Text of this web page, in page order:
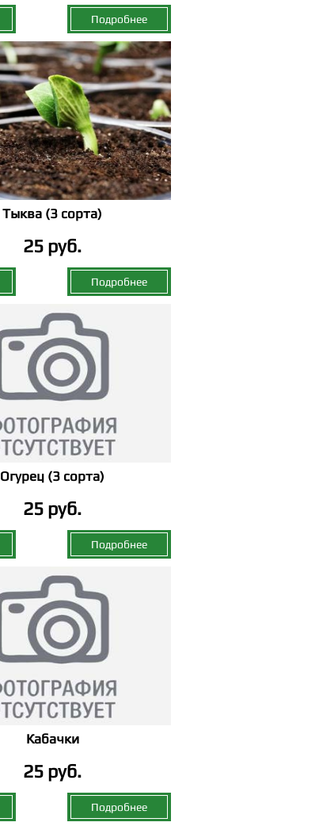
Подробнее
Тыква (3 сорта)
25 руб.
Подробнее
Огурец (3 сорта)
25 руб.
Подробнее
Кабачки
25 руб.
Подробнее